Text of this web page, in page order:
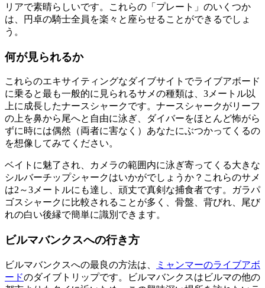
リアで素晴らしいです。これらの「プレート」のいくつか
は、円卓の騎士全員を楽々と座らせることができるでしょ
う。
何が見られるか
これらのエキサイティングなダイブサイトでライブアボード
に乗ると最も一般的に見られるサメの種類は、3メートル以
上に成長したナースシャークです。ナースシャークがリーフ
の上を鼻から尾へと自由に泳ぎ、ダイバーをほとんど怖がら
ずに時には偶然（両者に害なく）あなたにぶつかってくるの
を想像してみてください。
ベイトに魅了され、カメラの範囲内に泳ぎ寄ってくる大きな
シルバーチップシャークはいかがでしょうか？これらのサメ
は2～3メートルにも達し、頑丈で真剣な捕食者です。ガラパ
ゴスシャークに比較されることが多く、骨盤、背びれ、尾び
れの白い後縁で簡単に識別できます。
ビルマバンクスへの行き方
ビルマバンクスへの最良の方法は、
ミャンマーのライブアボ
ードのダイブトリップです。ビルマバンクスはビルマの他の